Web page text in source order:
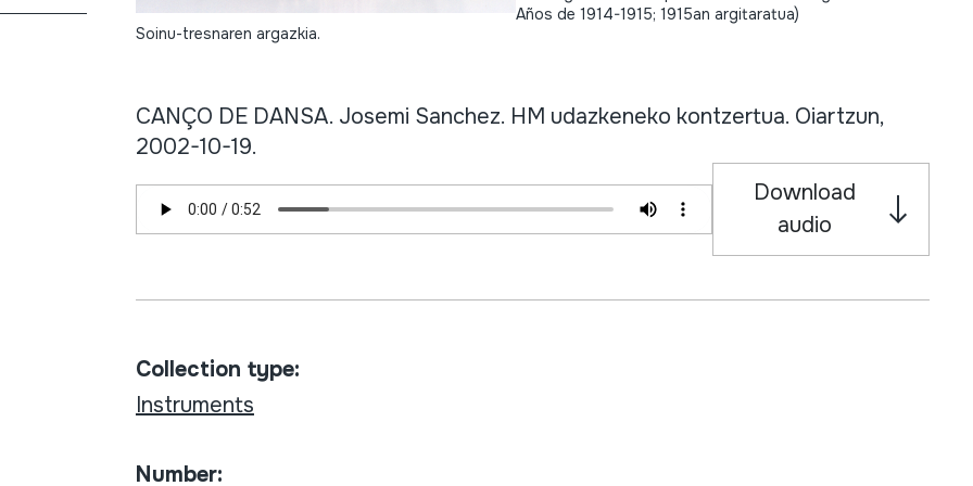
Soinu-tresnaren argazkia.
Años de 1914-1915; 1915an argitaratua)
CANÇO DE DANSA. Josemi Sanchez. HM udazkeneko kontzertua. Oiartzun,
2002-10-19.
Download
audio
Collection type:
Instruments
Number: